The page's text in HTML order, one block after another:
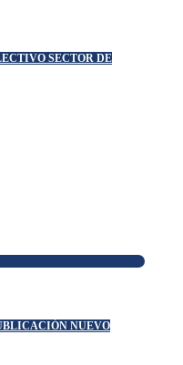
SECTOR DE
NUEVO